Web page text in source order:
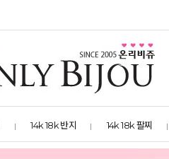
14k 18k 반지 14k 18k 팔찌